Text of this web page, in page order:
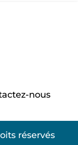
nous
réservés